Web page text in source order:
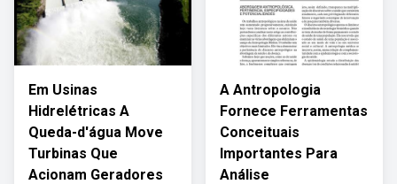
Em Usinas
Hidrelétricas A
Queda-d'água Move
Turbinas Que
Acionam Geradores
A Antropologia
Fornece Ferramentas
Conceituais
Importantes Para
Análise